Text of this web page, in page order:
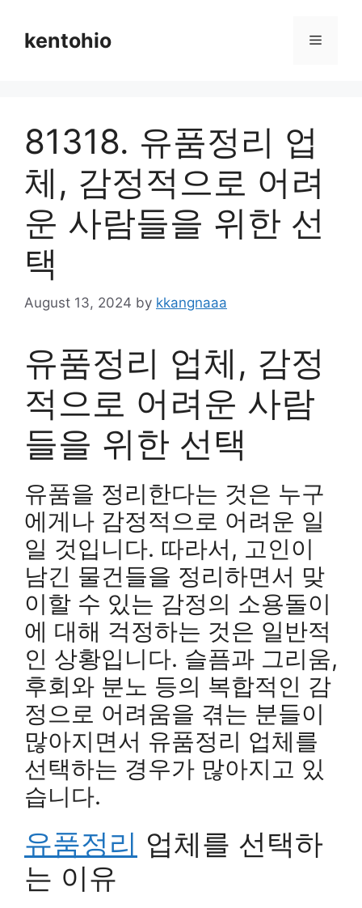
contentkentohio Menu
81318. 유품정리 업
체, 감정적으로 어려
운 사람들을 위한 선
택
August 13, 2024 by kkangnaaa
유품정리 업체, 감정
적으로 어려운 사람
들을 위한 선택
유품을 정리한다는 것은 누구
에게나 감정적으로 어려운 일
일 것입니다. 따라서, 고인이
남긴 물건들을 정리하면서 맞
이할 수 있는 감정의 소용돌이
에 대해 걱정하는 것은 일반적
인 상황입니다. 슬픔과 그리움,
후회와 분노 등의 복합적인 감
정으로 어려움을 겪는 분들이
많아지면서 유품정리 업체를
선택하는 경우가 많아지고 있
습니다.
유품정리 업체를 선택하
는 이유